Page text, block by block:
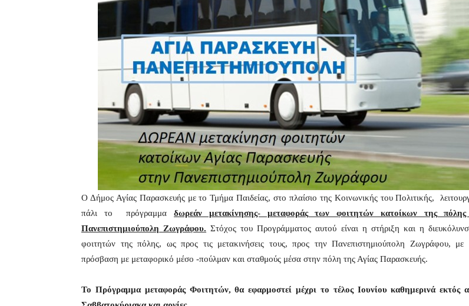
Ο Δήμος Αγίας Παρασκευής με το Τμήμα Παιδείας, στο πλαίσιο της Κοινωνικής του Πολιτικής,
πάλι το πρόγραμμα δωρεάν μετακίνησης- μεταφοράς των φοιτητών κατοίκων της
Πανεπιστημιούπολη Ζωγράφου. Στόχος του Προγράμματος αυτού είναι η στήριξη και η
φοιτητών της πόλης, ως προς τις μετακινήσεις τους, προς την Πανεπιστημιούπολη Ζωγράφου, με
πρόσβαση με μεταφορικό μέσο -πούλμαν και σταθμούς μέσα στην πόλη της Αγίας Παρασκευής.
Το Πρόγραμμα μεταφοράς Φοιτητών, θα εφαρμοστεί μέχρι το τέλος Ιουνίου καθημερινά εκτός